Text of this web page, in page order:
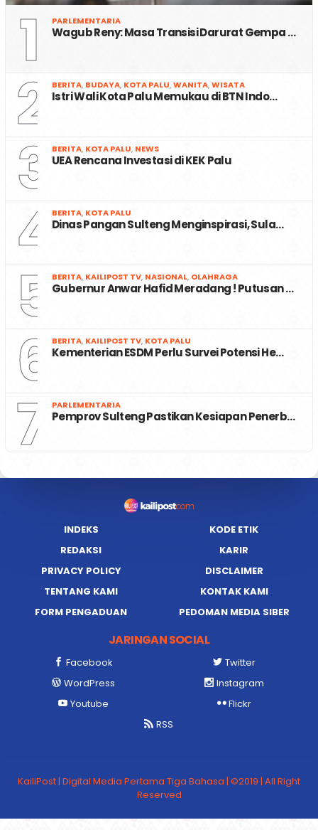
1 PARLEMENTARIA
Wagub Reny: Masa Transisi Darurat Gempa …
2 BERITA, BUDAYA, KOTA PALU,WANITA,WISATA
Istri Wali Kota Palu Memukau di BTN Indo…
3 BERITA, KOTA PALU, NEWS
UEA Rencana Investasi di KEK Palu
4 BERITA, KOTA PALU
Dinas Pangan Sulteng Menginspirasi, Sula…
5 BERITA, KAILIPOST TV, NASIONAL, OLAHRAGA
Gubernur Anwar Hafid Meradang ! Putusan …
6 BERITA, KAILIPOST TV, KOTA PALU
Kementerian ESDM Perlu Survei Potensi He…
7 PARLEMENTARIA
Pemprov Sulteng Pastikan Kesiapan Penerb…
INDEKS
KODE ETIK
REDAKSI
KARIR
PRIVACY POLICY
DISCLAIMER
TENTANG KAMI
KONTAK KAMI
FORM PENGADUAN
PEDOMAN MEDIA SIBER
JARINGAN SOCIAL
Facebook
Twitter
WordPress
Instagram
Youtube
Flickr
RSS
KailiPost | Digital Media Pertama Tiga Bahasa | ©2019 | All Right
Reserved